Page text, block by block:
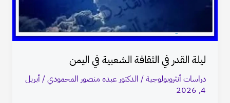
ليلة القدر في الثقافة الشعبية في اليمن
دراسات أنثروبولوجية/ الدكتور عبده منصور المحمودي/أبريل
4, 2026